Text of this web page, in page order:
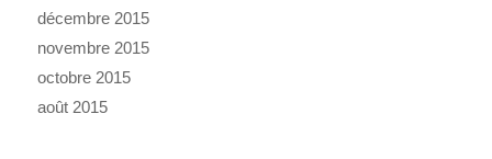
décembre 2015
novembre 2015
octobre 2015
août 2015